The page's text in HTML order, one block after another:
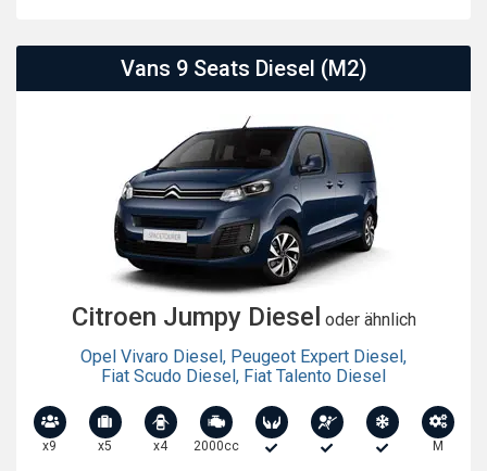
Vans 9 Seats Diesel (M2)
Citroen Jumpy Diesel oder ähnlich
Opel Vivaro Diesel, Peugeot Expert Diesel,
Fiat Scudo Diesel, Fiat Talento Diesel
x9 x5 x4 2000cc M